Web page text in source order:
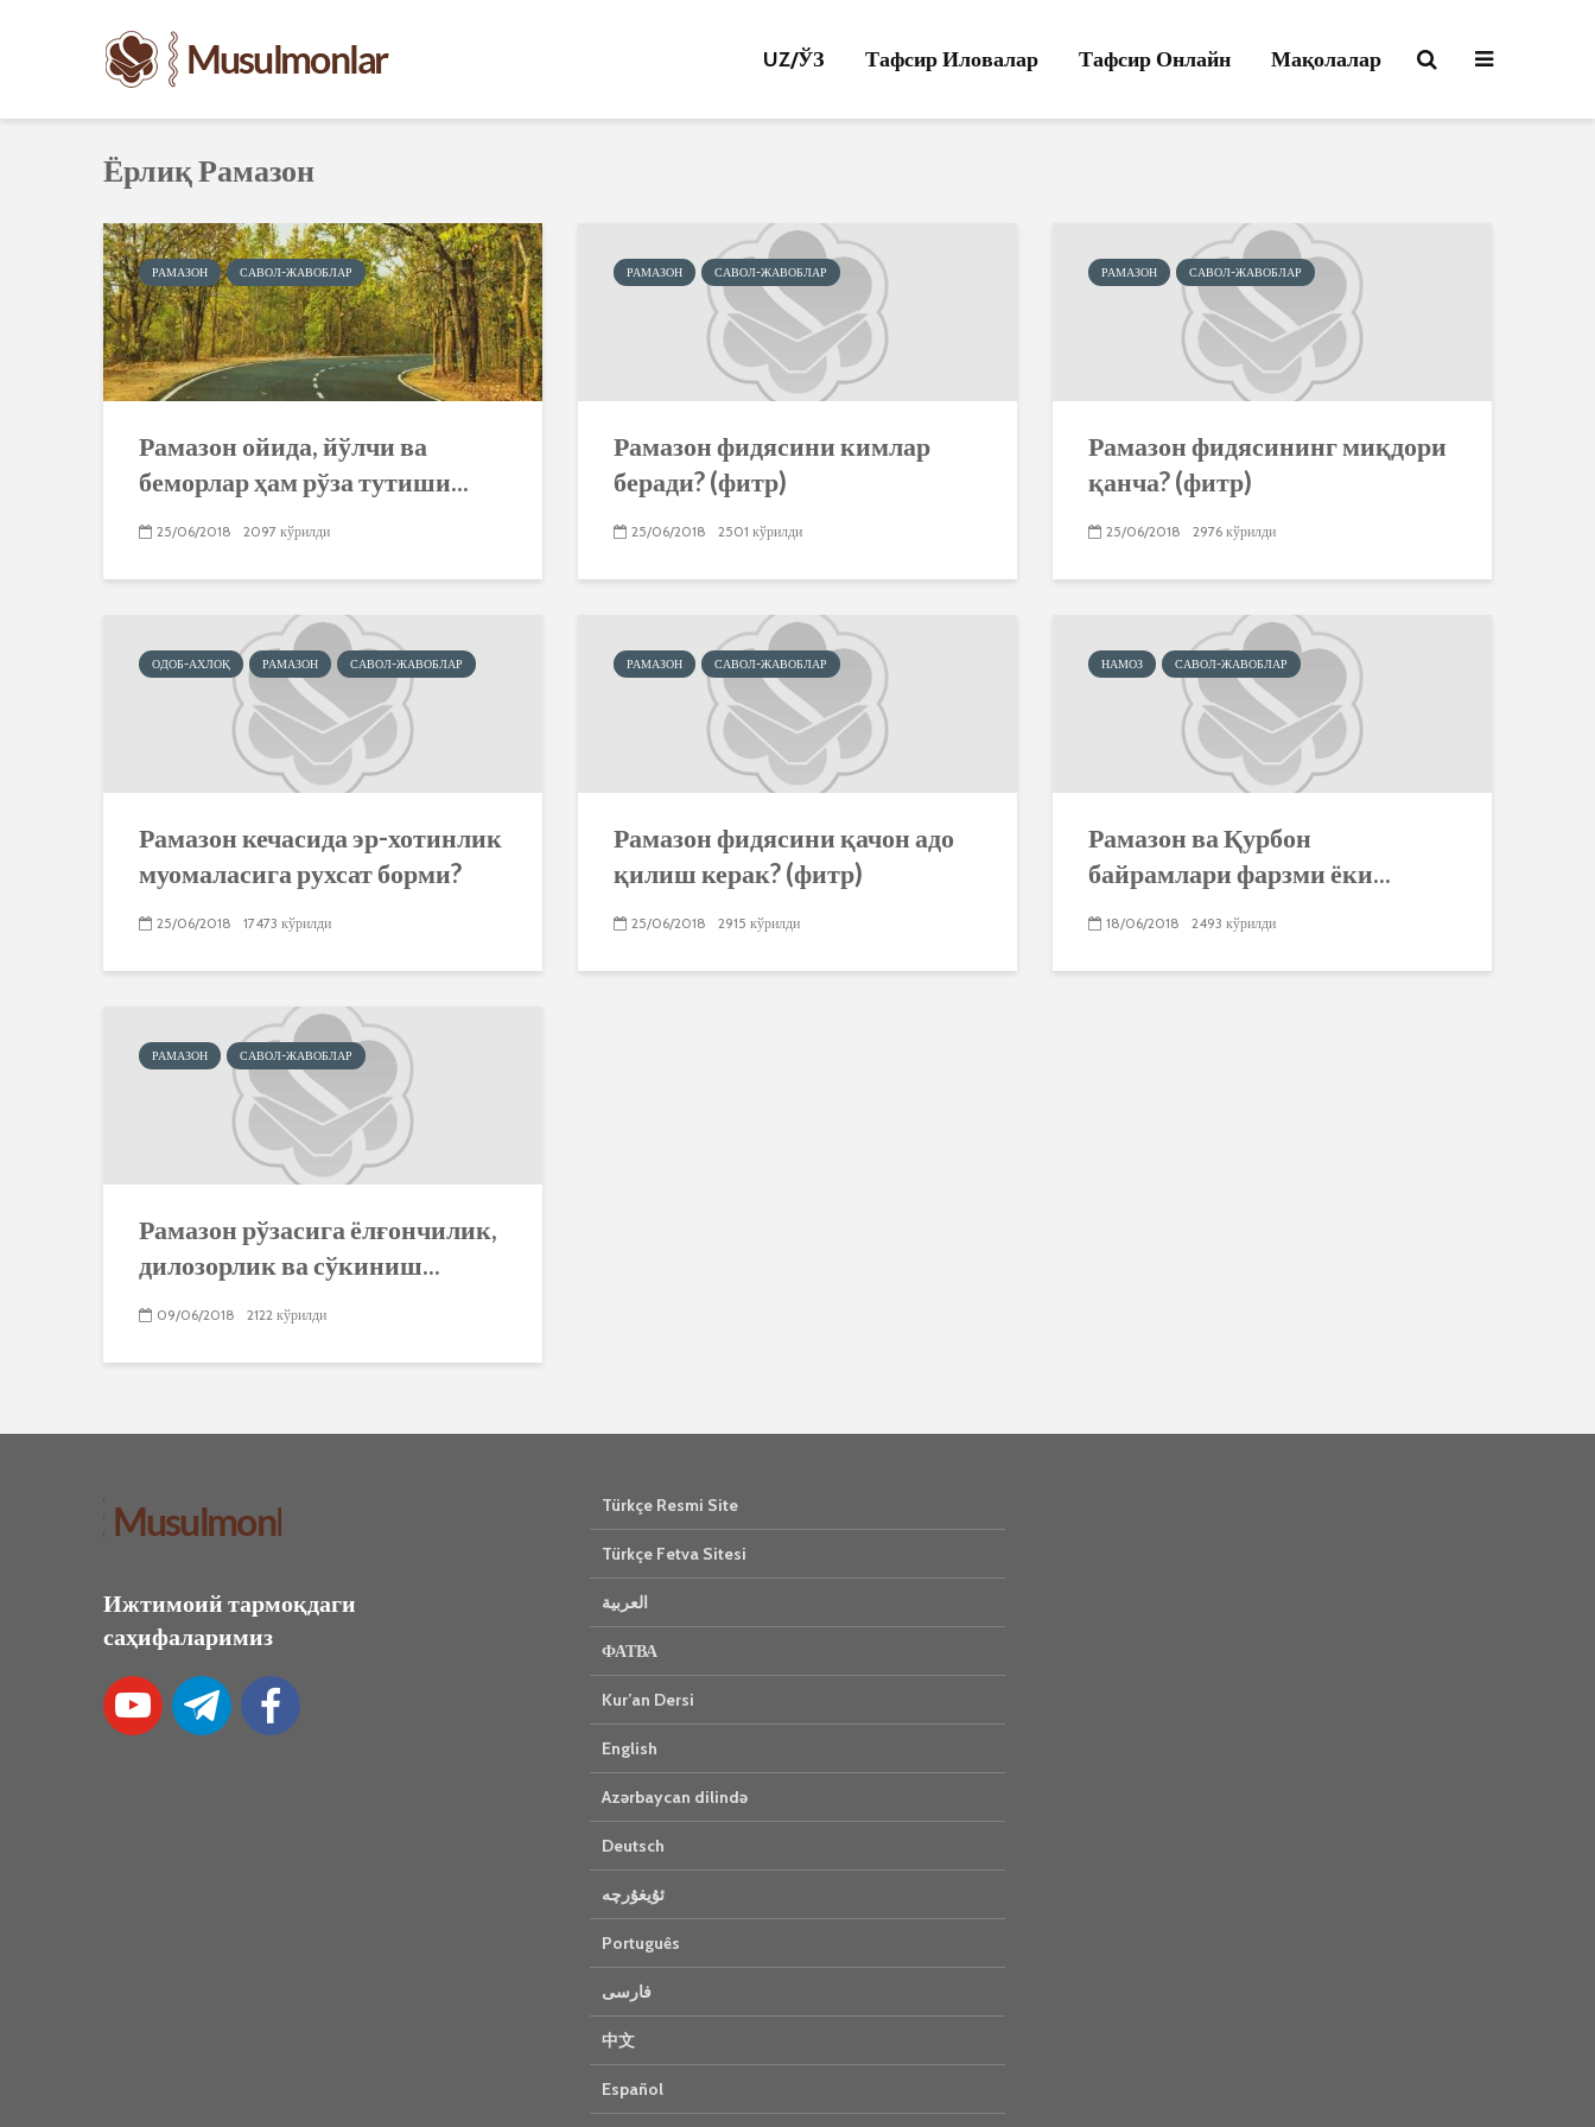
UZ/ЎЗ Тафсир Иловалар Тафсир Онлайн Мақолалар
Ёрлиқ Рамазон
РАМАЗОН САВОЛ-ЖАВОБЛАР
Рамазон ойида, йўлчи ва
беморлар ҳам рўза тутиши...
25/06/2018 2097 кўрилди
РАМАЗОН САВОЛ-ЖАВОБЛАР
Рамазон фидясини кимлар
беради? (фитр)
25/06/2018 2501 кўрилди
РАМАЗОН САВОЛ-ЖАВОБЛАР
Рамазон фидясининг миқдори
қанча? (фитр)
25/06/2018 2976 кўрилди
ОДОБ-АХЛОҚ РАМАЗОН САВОЛ-ЖАВОБЛАР
Рамазон кечасида эр-хотинлик
муомаласига рухсат борми?
25/06/2018 17473 кўрилди
РАМАЗОН САВОЛ-ЖАВОБЛАР
Рамазон фидясини қачон адо
қилиш керак? (фитр)
25/06/2018 2915 кўрилди
НАМОЗ САВОЛ-ЖАВОБЛАР
Рамазон ва Қурбон
байрамлари фарзми ёки...
18/06/2018 2493 кўрилди
РАМАЗОН САВОЛ-ЖАВОБЛАР
Рамазон рўзасига ёлғончилик,
дилозорлик ва сўкиниш...
09/06/2018 2122 кўрилди
Ижтимоий тармоқдаги
саҳифаларимиз
Türkçe Resmi Site
Türkçe Fetva Sitesi
العربية
ФАТВА
Kur’an Dersi
English
Azərbaycan dilində
Deutsch
ئۇيغۇرچە
Português
فارسی
中文
Español